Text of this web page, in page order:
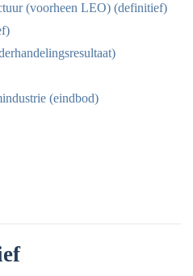
(voorheen LEO) (definitief)
(eindbod)